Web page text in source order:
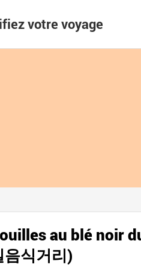
votre voyage
au blé noir
식거리)